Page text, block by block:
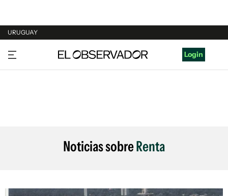
URUGUAY
URUGUAY
ARGENTINA
Login
Noticias sobreRenta